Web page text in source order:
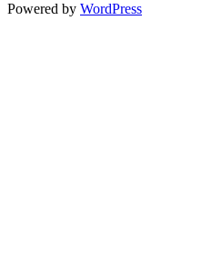
Powered by WordPress